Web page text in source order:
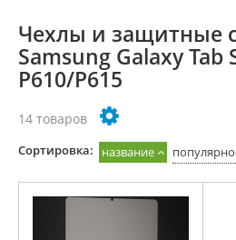
Чехлы и защитные
Samsung Galaxy Tab
P610/P615
14 товаров
Cортировка: название